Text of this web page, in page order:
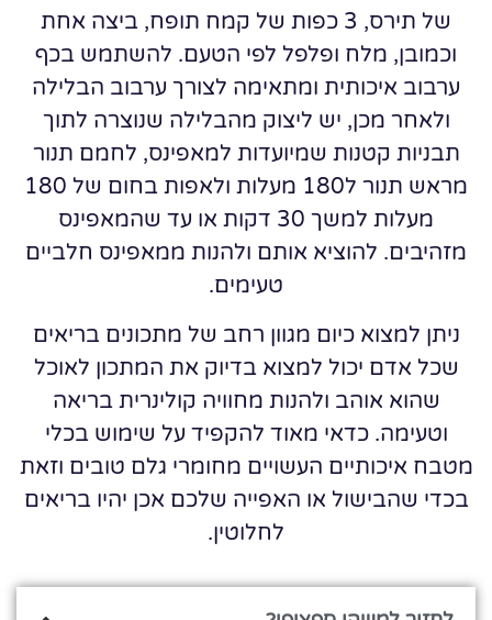
של תירס, 3 כפות של קמח תופח, ביצה אחת
וכמובן, מלח ופלפל לפי הטעם. להשתמש בכף
ערבוב איכותית ומתאימה לצורך ערבוב הבלילה
ולאחר מכן, יש ליצוק מהבלילה שנוצרה לתוך
תבניות קטנות שמיועדות למאפינס, לחמם תנור
מראש תנור ל180 מעלות ולאפות בחום של 180
מעלות למשך 30 דקות או עד שהמאפינס
מזהיבים. להוציא אותם ולהנות ממאפינס חלביים
טעימים.
ניתן למצוא כיום מגוון רחב של מתכונים בריאים
שכל אדם יכול למצוא בדיוק את המתכון לאוכל
שהוא אוהב ולהנות מחוויה קולינרית בריאה
וטעימה. כדאי מאוד להקפיד על שימוש בכלי
מטבח איכותיים העשויים מחומרי גלם טובים וזאת
בכדי שהבישול או האפייה שלכם אכן יהיו בריאים
לחלוטין.